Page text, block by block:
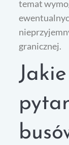
temat
granicznej.